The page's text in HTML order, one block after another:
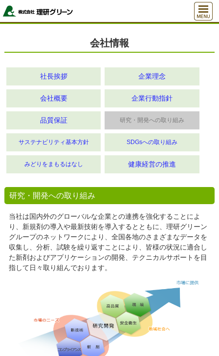
会社情報
社長挨拶 企業理念
会社概要 企業行動指針
品質保証 研究・開発への取り組み
サステナビリティ基本方針 SDGsへの取り組み
みどりをまもるはなし 健康経営の推進
研究・開発への取り組み
当社は国内外のグローバルな企業との連携を強化することによ
り、新規剤の導入や最新技術を導入するとともに、理研グリーン
グループのネットワークにより、全国各地のさまざまなデータを
収集し、分析、試験を繰り返すことにより、皆様の状況に適合し
た新剤およびアプリケーションの開発、テクニカルサポートを目
指して日々取り組んでおります。